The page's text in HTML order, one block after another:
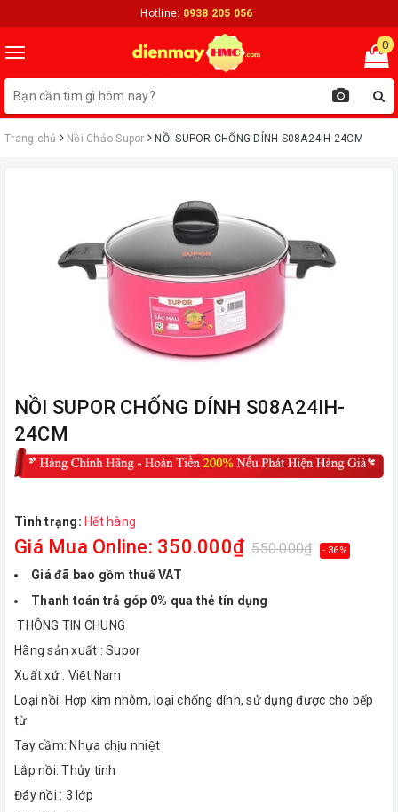
Hotline: 0938 205 056
Toggle
navigation
0
Trang chủ Nồi Chảo Supor NỒI SUPOR CHỐNG DÍNH S08A24IH-24CM
NỒI SUPOR CHỐNG DÍNH S08A24IH-
24CM
Tình trạng: Hết hàng
Giá Mua Online: 350.000₫ 550.000₫ - 36%
Giá đã bao gồm thuế VAT
Thanh toán trả góp 0% qua thẻ tín dụng
THÔNG TIN CHUNG
Hãng sản xuất : Supor
Xuất xứ : Việt Nam
Loại nồi: Hợp kim nhôm, loại chống dính, sử dụng được cho bếp
từ
Tay cầm: Nhựa chịu nhiệt
Lắp nồi: Thủy tinh
Đáy nồi : 3 lớp